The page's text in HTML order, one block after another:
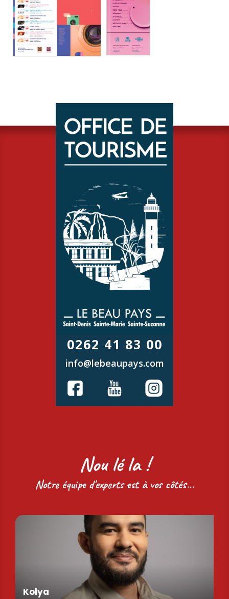
0262 41 83 00
info@lebeaupays.com
Nou lé la !
Notre équipe d'experts est à vos côtés...
Kolya